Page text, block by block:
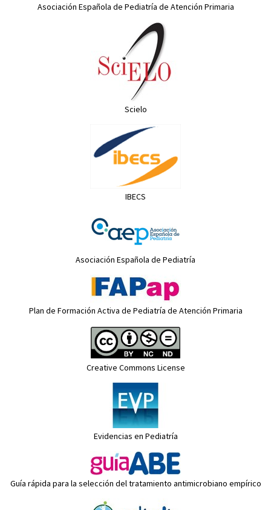
Asociación Española de Pediatría de Atención Primaria
Scielo
IBECS
Asociación Española de Pediatría
Plan de Formación Activa de Pediatría de Atención Primaria
Creative Commons License
Evidencias en Pediatría
Guía rápida para la selección del tratamiento antimicrobiano empírico